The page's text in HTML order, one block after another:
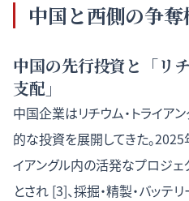
中国と西側の争奪
中国の先行投資と「リ
支配」
中国企業はリチウム・トライア
的な投資を展開してきた。
イアングル内の活発なプロジ
とされ [3]、採掘・精製・バッテ